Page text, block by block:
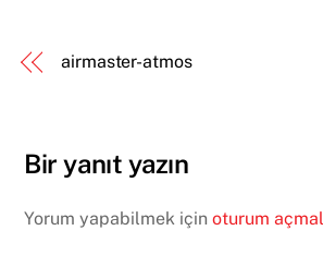
airmaster-atmos
Bir yanıt yazın
Yorum yapabilmek içinoturum